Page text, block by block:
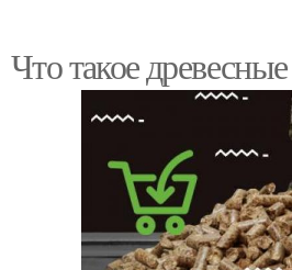
Что такое